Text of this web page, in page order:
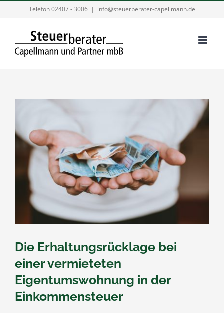
Telefon 02407 - 3006 | info@steuerberater-capellmann.de
Die Erhaltungsrücklage bei
einer vermieteten
Eigentumswohnung in der
Einkommensteuer